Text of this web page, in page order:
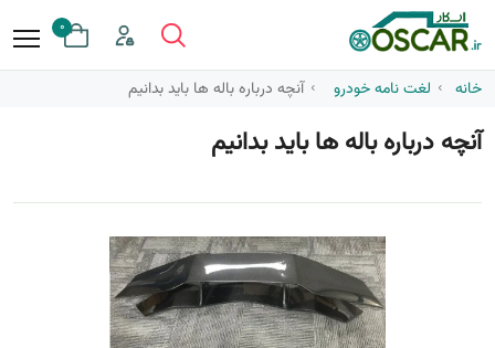
0
خانه لغت نامه خودرو آنچه درباره باله ها باید بدانیم
آنچه درباره باله ها باید بدانیم